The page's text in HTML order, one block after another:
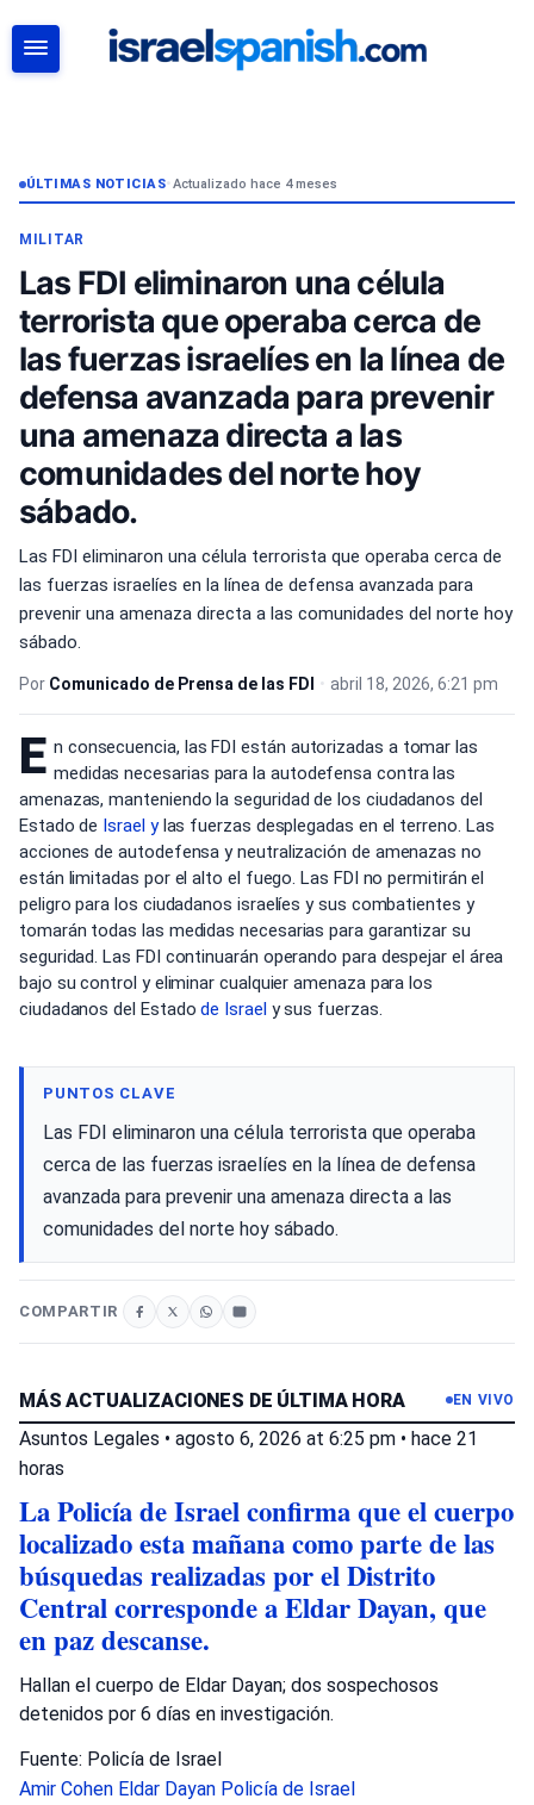
ÚLTIMAS NOTICIAS• Actualizado hace 4 meses
MILITAR
Las FDI eliminaron una célula
terrorista que operaba cerca de
las fuerzas israelíes en la línea de
defensa avanzada para prevenir
una amenaza directa a las
comunidades del norte hoy
sábado.
Las FDI eliminaron una célula terrorista que operaba cerca de
las fuerzas israelíes en la línea de defensa avanzada para
prevenir una amenaza directa a las comunidades del norte hoy
sábado.
Por Comunicado de Prensa de las FDI • abril 18, 2026, 6:21 pm
E n consecuencia, las FDI están autorizadas a tomar las
medidas necesarias para la autodefensa contra las
amenazas, manteniendo la seguridad de los ciudadanos del
Estado de Israel ylas fuerzas desplegadas en el terreno. Las
acciones de autodefensa y neutralización de amenazas no
están limitadas por el alto el fuego. Las FDI no permitirán el
peligro para los ciudadanos israelíes y sus combatientes y
tomarán todas las medidas necesarias para garantizar su
seguridad. Las FDI continuarán operando para despejar el área
bajo su control y eliminar cualquier amenaza para los
ciudadanos del Estadode Israely sus fuerzas.
PUNTOS CLAVE
Las FDI eliminaron una célula terrorista que operaba
cerca de las fuerzas israelíes en la línea de defensa
avanzada para prevenir una amenaza directa a las
comunidades del norte hoy sábado.
COMPARTIR
MÁS ACTUALIZACIONES DE ÚLTIMA HORA EN VIVO
Asuntos Legales • agosto 6, 2026 at 6:25 pm • hace 21
horas
La Policía de Israel confirma que el cuerpo
localizado esta mañana como parte de las
búsquedas realizadas por el Distrito
Central corresponde a Eldar Dayan, que
en paz descanse.
Hallan el cuerpo de Eldar Dayan; dos sospechosos
detenidos por 6 días en investigación.
Fuente: Policía de Israel
Amir Cohen Eldar Dayan Policía de Israel